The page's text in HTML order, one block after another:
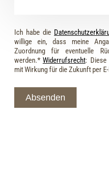
Ich habe die
willige ein, dass meine
Zuordnung für eventuelle
werden.* Widerrufsrecht: Diese
mit Wirkung für die Zukunft per
Absenden